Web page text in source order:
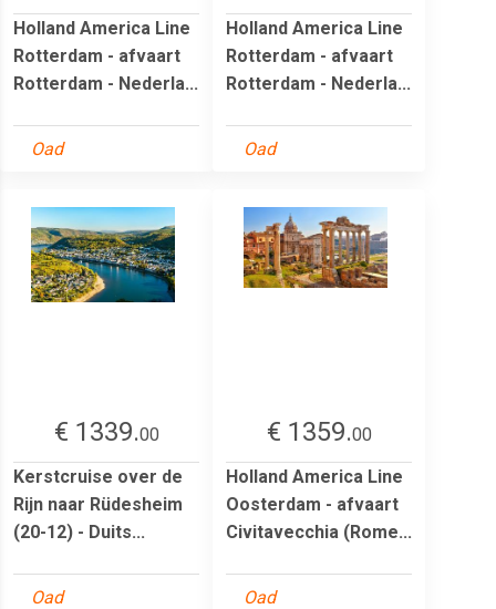
Holland America Line
Rotterdam - afvaart
Rotterdam - Nederla...
Oad
Holland America Line
Rotterdam - afvaart
Rotterdam - Nederla...
Oad
€ 1339.00
Kerstcruise over de
Rijn naar Rüdesheim
(20-12) - Duits...
Oad
€ 1359.00
Holland America Line
Oosterdam - afvaart
Civitavecchia (Rome...
Oad